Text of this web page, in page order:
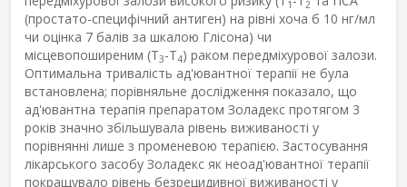
1 2
(простато-специфічний антиген) на рівні хоча б 10 нг/мл
чи оцінка 7 балів за шкалою Глісона) чи
місцевопоширеним (T3-T4) раком передміхурової залози.
Оптимальна тривалість ад'ювантної терапії не була
встановлена; порівняльне дослідження показало, що
ад'ювантна терапія препаратом Золадекс протягом 3
років значно збільшувала рівень виживаності у
порівнянні лише з променевою терапією. Застосування
лікарського засобу Золадекс як неоад'ювантної терапії
покращувало рівень безрецидивної виживаності у